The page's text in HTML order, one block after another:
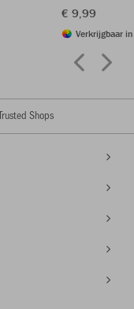
€ 9,99
Verkrijgbaar
Shops